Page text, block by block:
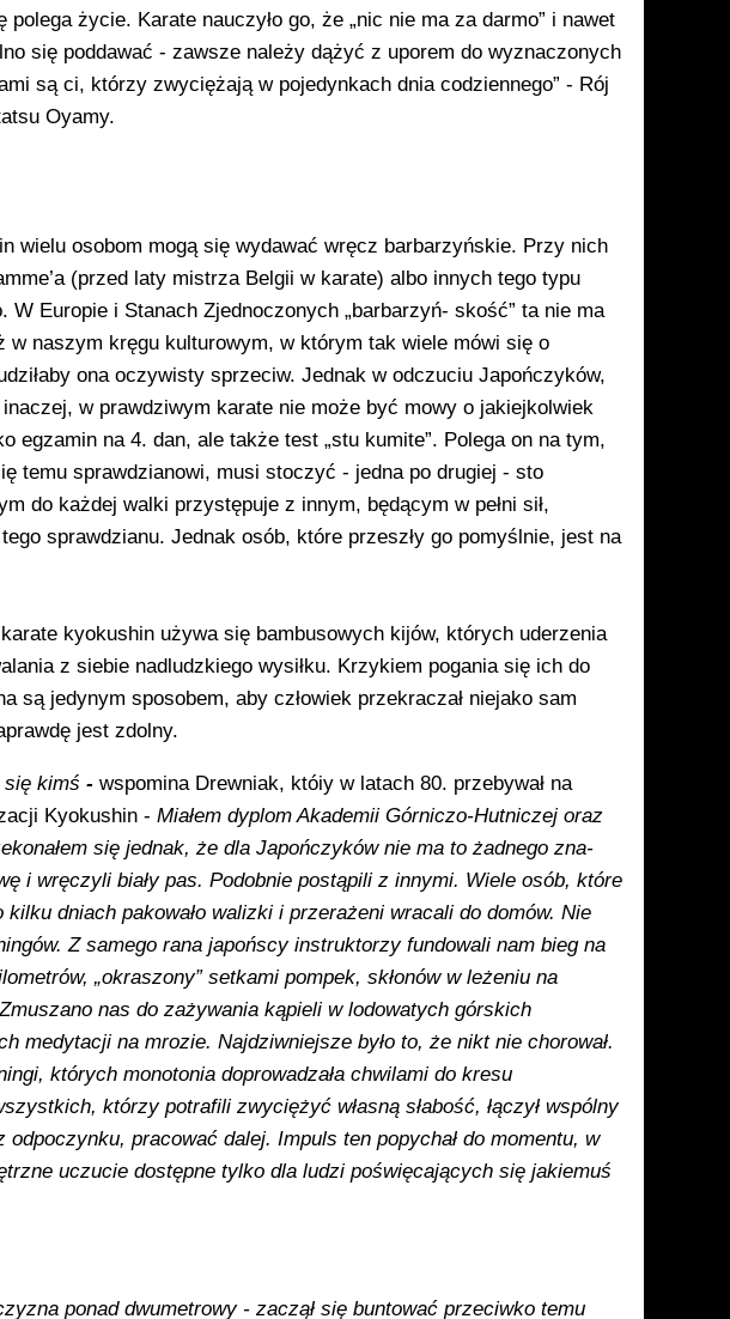
życie. Karate nauczyło go, że „nic nie ma za darmo” i nawet
się poddawać - zawsze należy dążyć z uporem do wyznaczonych
są ci, którzy zwyciężają w pojedynkach dnia codziennego” - Rój
Oyamy.
wielu osobom mogą się wydawać wręcz barbarzyńskie. Przy nich
(przed laty mistrza Belgii w karate) al­bo innych tego typu
W Europie i Stanach Zjednoczonych „barbarzyń- skość” ta nie ma
w naszym kręgu kultu­rowym, w którym tak wiele mówi się o
ona oczywisty sprzeciw. Jednak w odczuciu Japończyków,
w praw­dziwym karate nie może być mowy o ja­kiejkolwiek
egzamin na 4. dan, ale tak­że test „stu kumite”. Polega on na tym,
temu sprawdzianowi, musi stoczyć - jedna po drugiej - sto
do każdej walki przystępuje z innym, będącym w pełni sił,
sprawdzianu. Jednak osób, któ­re przeszły go pomyślnie, jest na
kyokushin używa się bam­busowych kijów, których uderzenia
z siebie nadludzkiego wysiłku. Krzy­kiem pogania się ich do
są je­dynym sposobem, aby człowiek prze­kraczał niejako sam
jest zdol­ny.
się kimś - wspomina Drewniak, któiy w latach 80. przebywał na
Kyoku­shin - Miałem dyplom Akademii Górni­czo-Hutniczej oraz
się jednak, że dla Japończyków nie ma to żadnego zna­
i wręczyli biały pas. Podobnie postąpili z innymi. Wiele osób, które
dniach pa­kowało walizki i przerażeni wracali do domów. Nie
Z samego rana japońscy instruktorzy fundowali nam bieg na
„okraszony” setkami pompek, skłonów w leżeniu na
nas do zażywania ką­pieli w lodowatych górskich
medytacji na mrozie. Najdziwniejsze było to, że nikt nie chorował.
których mono­tonia doprowadzała chwilami do kresu
którzy potrafili zwyciężyć własną słabość, łączył wspólny
odpoczynku, praco­wać dalej. Impuls ten popychał do mo­mentu, w
uczucie dostępne tylko dla lu­dzi poświęcających się jakiemuś
ponad dwumetrowy - zaczął się buntować przeciwko temu